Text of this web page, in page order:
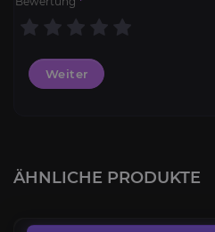
Weiter
ÄHNLICHE PRODUKTE
Lichts Regalia Set